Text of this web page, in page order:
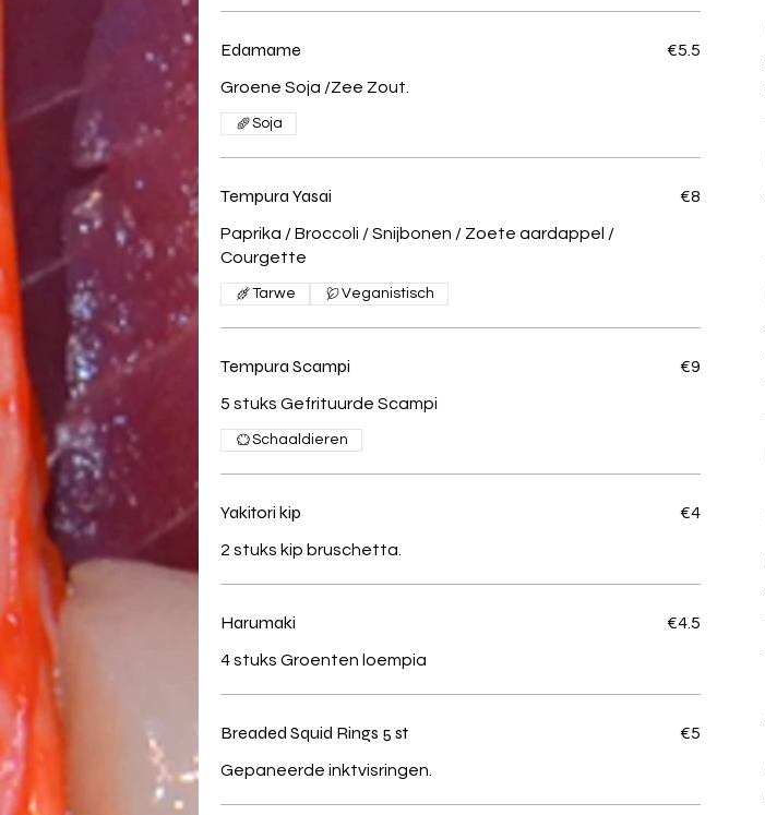
Edamame
Groene Soja /Zee Zout.
€5.5
Soja
Tempura Yasai
Paprika / Broccoli / Snijbonen / Zoete aardappel /
Courgette
€8
Tarwe Veganistisch
Tempura Scampi
5 stuks Gefrituurde Scampi
€9
Schaaldieren
Yakitori kip
2 stuks kip bruschetta.
€4
Harumaki
4 stuks Groenten loempia
€4.5
Breaded Squid Rings 5 st
Gepaneerde inktvisringen.
€5